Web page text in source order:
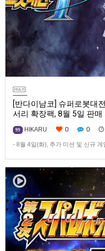
[반다이남코] 슈퍼로봇대
서리 확장팩, 8월 5일 판매
99 HIKARU 0 0
- 8월 4일(화), 추가 미션 및 신규
Switch™, Steam®용 ‘슈퍼로봇대
확장팩’을 2026년 …